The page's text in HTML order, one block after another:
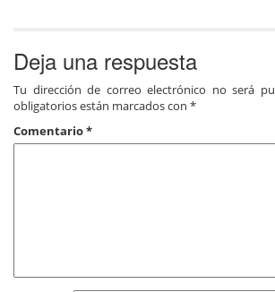
Deja una respuesta
Tu dirección de correo electrónico no será
obligatorios están marcados con *
Comentario*